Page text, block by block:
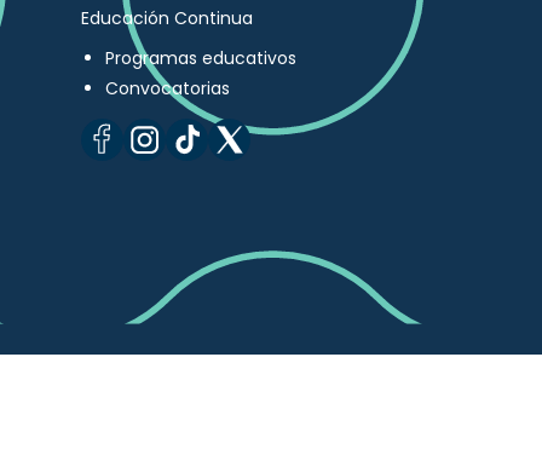
Educación Continua
Programas educativos
Convocatorias